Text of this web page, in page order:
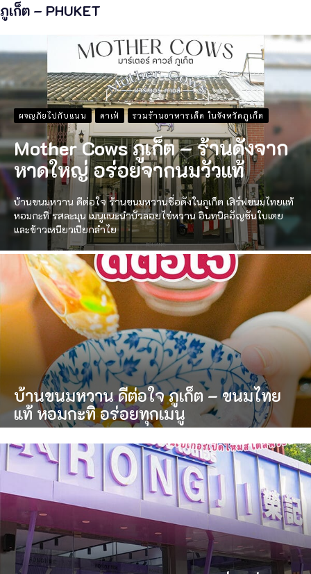
ภูเก็ต – PHUKET
ผจญภัยไปกับแนน คาเฟ่ รวมร้านอาหารเด็ด ในจังหวัดภูเก็ต
Mother Cows ภูเก็ต – ร้านดังจาก
หาดใหญ่ อร่อยจากนมวัวแท้
บ้านขนมหวาน ดีต่อใจ ร้านขนมหวานชื่อดังในภูเก็ต เสิร์ฟขนมไทยแท้
หอมกะทิ รสละมุน เมนูแนะนำบัวลอยไข่หวาน อินทนิลอัญชันใบเตย
และข้าวเหนียวเปียกลำไย
บ้านขนมหวาน ดีต่อใจ ภูเก็ต – ขนมไทย
แท้ หอมกะทิ อร่อยทุกเมนู